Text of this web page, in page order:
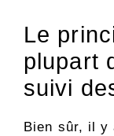
Le
plupart
suivi
Bien sûr, il y